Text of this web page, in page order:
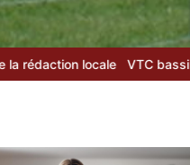
VTC bassin d’Arcachon : le